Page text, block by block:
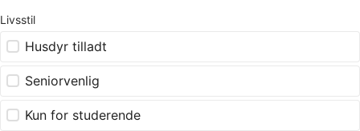
Livsstil
Husdyr tilladt
Seniorvenlig
Kun for studerende